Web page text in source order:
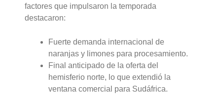
factores que impulsaron la temporada
destacaron:
Fuerte demanda internacional de
naranjas y limones para procesamiento.
Final anticipado de la oferta del
hemisferio norte, lo que extendió la
ventana comercial para Sudáfrica.